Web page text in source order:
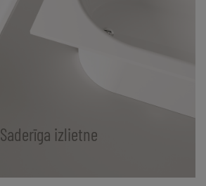
Saderīga izlietne